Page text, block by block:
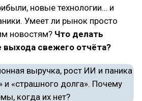
новые технологии… и
Умеет ли рынок просто
новостям? Что делать
выхода свежего отчёта?